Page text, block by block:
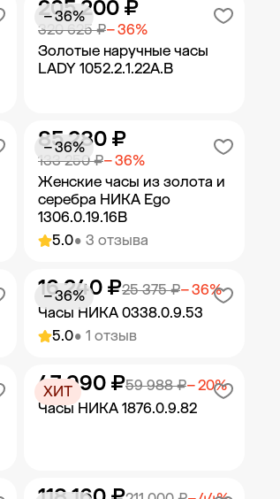
Добавить в корзину
Золотые наручные часы
LADY 1052.2.1.22A.B
320 625 ₽− 36%
205 200 ₽
− 36%
Добавить в корзину
5.0• 3 отзыва
Женские часы из золота и
серебра НИКА Ego
1306.0.19.16B
133 250 ₽− 36%
85 280 ₽
− 36%
Добавить в корзину
5.0• 1 отзыв
Часы НИКА 0338.0.9.53
25 375 ₽− 36%
16 240 ₽
− 36%
Добавить в корзину
Часы НИКА 1876.0.9.82
59 988 ₽− 20%
47 990 ₽
ХИТ